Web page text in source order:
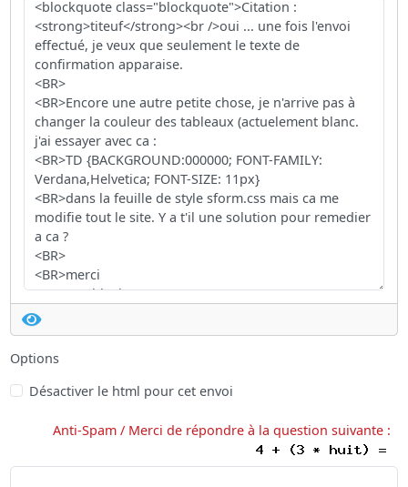
Options
Désactiver le html pour cet envoi
Anti-Spam / Merci de répondre à la question suivante :